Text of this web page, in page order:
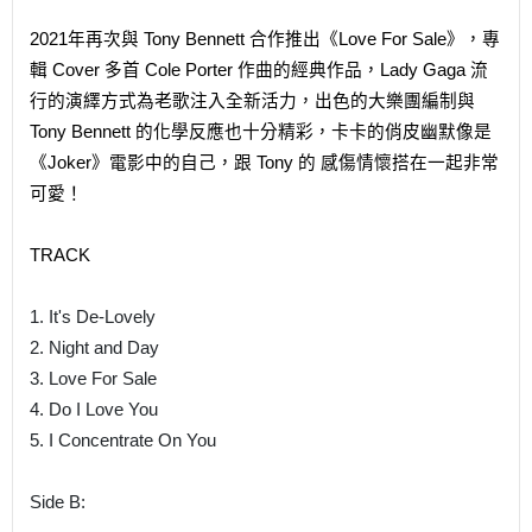
2021年再次與 Tony Bennett 合作推出《Love For Sale》，專
輯 Cover 多首 Cole Porter 作曲的經典作品，Lady Gaga 流
行的演繹方式為老歌注入全新活力，出色的大樂團編制與
Tony Bennett 的化學反應也十分精彩，卡卡的俏皮幽默像是
《Joker》電影中的自己，跟 Tony 的 感傷情懷搭在一起非常
可愛！
TRACK
1. It's De-Lovely
2. Night and Day
3. Love For Sale
4. Do I Love You
5. I Concentrate On You
Side B: